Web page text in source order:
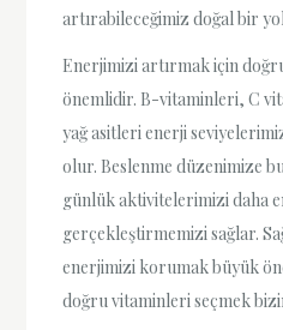
artırabileceğimiz doğal bir
Enerjimizi artırmak için
önemlidir. B-vitaminleri, C
yağ asitleri enerji
olur. Beslenme düzenimize
günlük aktivitelerimizi daha
gerçekleştirmemizi sağlar.
enerjimizi korumak büyük
doğru vitaminleri seçmek